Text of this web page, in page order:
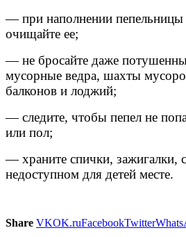
— при наполнении пепельницы
очищайте ее;
— не бросайте даже
мусорные ведра, шахты
балконов и лоджий;
— следите, чтобы пепел не
или пол;
— храните спички, зажигалки,
недоступном для детей месте.
Share VKOK.ruFacebookTwitter